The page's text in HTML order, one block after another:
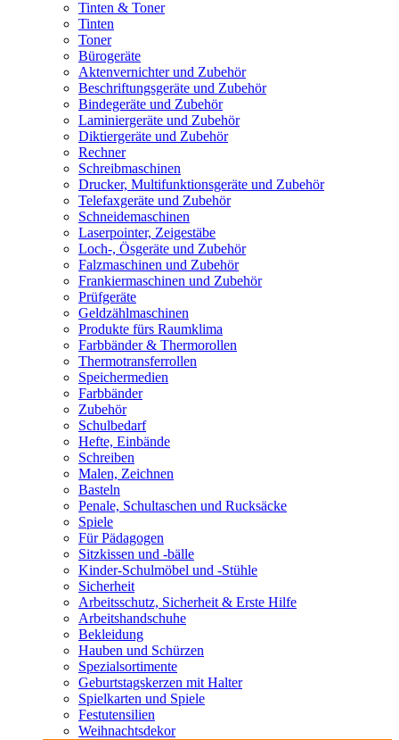
Tinten & Toner
Tinten
Toner
Bürogeräte
Aktenvernichter und Zubehör
Beschriftungsgeräte und Zubehör
Bindegeräte und Zubehör
Laminiergeräte und Zubehör
Diktiergeräte und Zubehör
Rechner
Schreibmaschinen
Drucker, Multifunktionsgeräte und Zubehör
Telefaxgeräte und Zubehör
Schneidemaschinen
Laserpointer, Zeigestäbe
Loch-, Ösgeräte und Zubehör
Falzmaschinen und Zubehör
Frankiermaschinen und Zubehör
Prüfgeräte
Geldzählmaschinen
Produkte fürs Raumklima
Farbbänder & Thermorollen
Thermotransferrollen
Speichermedien
Farbbänder
Zubehör
Schulbedarf
Hefte, Einbände
Schreiben
Malen, Zeichnen
Basteln
Penale, Schultaschen und Rucksäcke
Spiele
Für Pädagogen
Sitzkissen und -bälle
Kinder-Schulmöbel und -Stühle
Sicherheit
Arbeitsschutz, Sicherheit & Erste Hilfe
Arbeitshandschuhe
Bekleidung
Hauben und Schürzen
Spezialsortimente
Geburtstagskerzen mit Halter
Spielkarten und Spiele
Festutensilien
Weihnachtsdekor